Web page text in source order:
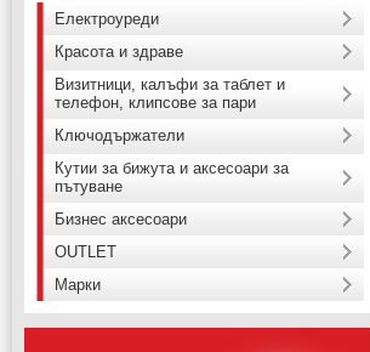
Електроуреди
Красота и здраве
Визитници, калъфи за таблет и
телефон, клипсове за пари
Ключодържатели
Кутии за бижута и аксесоари за
пътуване
Бизнес аксесоари
OUTLET
Марки